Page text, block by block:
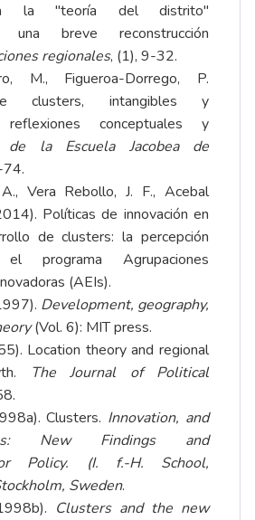
a la "teoría del distrito"
una breve reconstrucción
regionales, (1), 9-32.
M., Figueroa-Dorrego, P.
clusters, intangibles y
reflexiones conceptuales y
de la Escuela Jacobea de
Vera Rebollo, J. F., Acebal
Políticas de innovación en
de clusters: la percepción
programa Agrupaciones
(AEIs).
Development, geography,
(Vol. 6): MIT press.
Location theory and regional
The Journal of Political
Clusters. Innovation, and
New Findings and
Policy. (I. f.-H. School,
Sweden.
Clusters and the new